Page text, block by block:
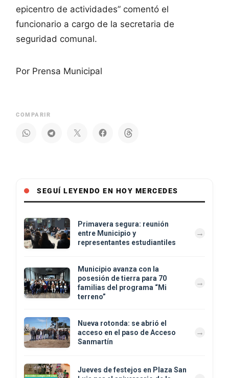
epicentro de actividades” comentó el
funcionario a cargo de la secretaria de
seguridad comunal.
Por Prensa Municipal
COMPARIR
SEGUÍ LEYENDO EN HOY MERCEDES
Primavera segura: reunión
entre Municipio y
representantes estudiantiles
Municipio avanza con la
posesión de tierra para 70
familias del programa “Mi
terreno”
Nueva rotonda: se abrió el
acceso en el paso de Acceso
Sanmartín
Jueves de festejos en Plaza San